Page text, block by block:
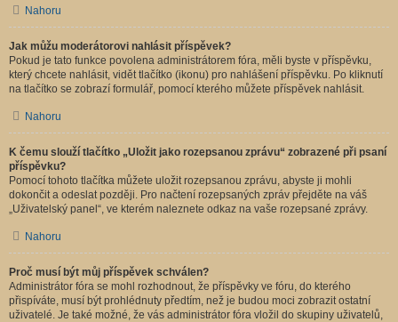
Nahoru
Jak můžu moderátorovi nahlásit příspěvek?
Pokud je tato funkce povolena administrátorem fóra, měli byste v příspěvku,
který chcete nahlásit, vidět tlačítko (ikonu) pro nahlášení příspěvku. Po kliknutí
na tlačítko se zobrazí formulář, pomocí kterého můžete příspěvek nahlásit.
Nahoru
K čemu slouží tlačítko „Uložit jako rozepsanou zprávu“ zobrazené při psaní
příspěvku?
Pomocí tohoto tlačítka můžete uložit rozepsanou zprávu, abyste ji mohli
dokončit a odeslat později. Pro načtení rozepsaných zpráv přejděte na váš
„Uživatelský panel“, ve kterém naleznete odkaz na vaše rozepsané zprávy.
Nahoru
Proč musí být můj příspěvek schválen?
Administrátor fóra se mohl rozhodnout, že příspěvky ve fóru, do kterého
přispíváte, musí být prohlédnuty předtím, než je budou moci zobrazit ostatní
uživatelé. Je také možné, že vás administrátor fóra vložil do skupiny uživatelů,